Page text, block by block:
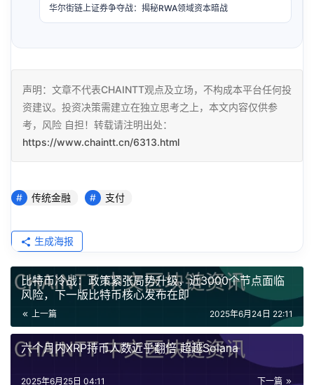
华尔街链上证券争夺战：揭秘RWA领域资本暗战
声明：文章不代表CHAINTT观点及立场，不构成本平台任何投
资建议。投资决策需建立在独立思考之上，本文内容仅供参
考，风险 自担！转载请注明出处：
https://www.chaintt.cn/6313.html
传统金融 支付
生成海报
比特币冷战：政策紧张局势升级，近3000个节点面临
风险，下一版比特币核心发布在即
上一篇 2025年6月24日 22:11
六个月内XRP持币人数近乎翻倍 超越Solana
下一篇
2025年6月25日 04:11